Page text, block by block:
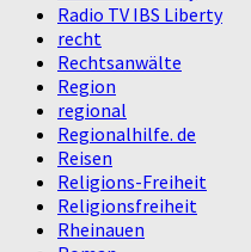
Radio TV IBS Liberty
recht
Rechtsanwälte
Region
regional
Regionalhilfe. de
Reisen
Religions-Freiheit
Religionsfreiheit
Rheinauen